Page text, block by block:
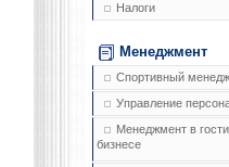
Налоги
Менеджмент
Спортивный
Управление
Менеджмент в
бизнесе